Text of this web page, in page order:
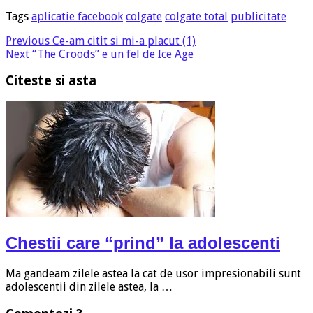
Tags aplicatie facebook colgate colgate total publicitate
Previous Ce-am citit si mi-a placut (1)
Next “The Croods” e un fel de Ice Age
Citeste si asta
Chestii care “prind” la adolescenti
Ma gandeam zilele astea la cat de usor impresionabili sunt
adolescentii din zilele astea, la …